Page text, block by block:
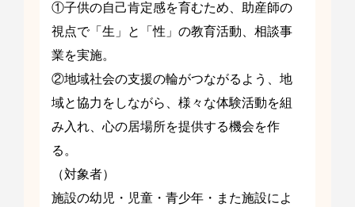
①子供の自己肯定感を育むため、助産師の
視点で「生」と「性」の教育活動、相談事
業を実施。
②地域社会の支援の輪がつながるよう、地
域と協力をしながら、様々な体験活動を組
み入れ、心の居場所を提供する機会を作
る。
（対象者）
施設の幼児・児童・青少年・また施設によ